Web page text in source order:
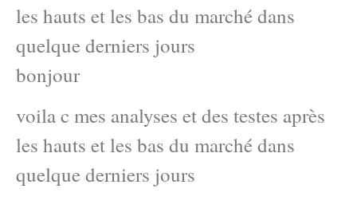
les hauts et les bas du marché dans
quelque derniers jours
bonjour
voila c mes analyses et des testes après
les hauts et les bas du marché dans
quelque derniers jours